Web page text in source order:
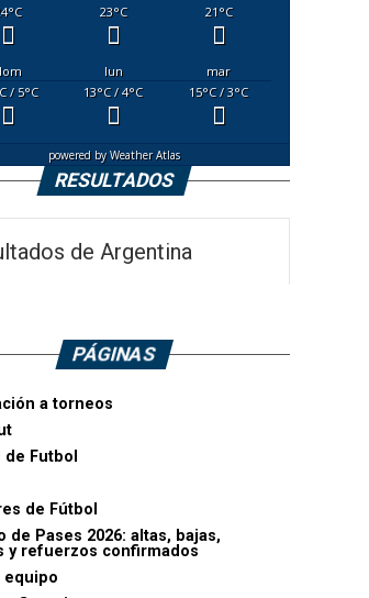
°C 23°C 21°C
lun
mar
/ 5°C 13°C/ 4°C 15°C/ 3°C
powered byWeather Atlas
RESULTADOS
de Argentina
PÁGINAS
a torneos
de Futbol
de Fútbol
de Pases 2026: altas, bajas,
y refuerzos confirmados
equipo